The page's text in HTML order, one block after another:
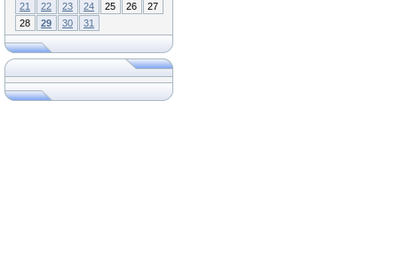
21
22 23 24 25 26
27
28
29 30 31